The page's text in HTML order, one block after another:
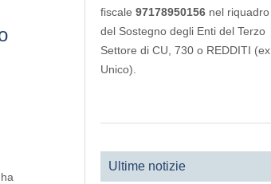
fiscale97178950156 nel riquadro
del Sostegno degli Enti del Terzo
Settore di CU, 730 o REDDITI (ex
Unico).
Ultime notizie